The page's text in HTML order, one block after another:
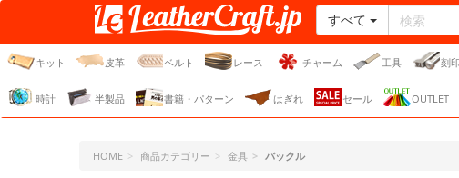
レザークラフト・ドット・
ジェーピー
すべて
キット 皮革 ベルト レース チャーム 工具 刻印
時計 半製品 書籍・パターン はぎれ セール OUTLET
HOME 商品カテゴリー 金具 バックル